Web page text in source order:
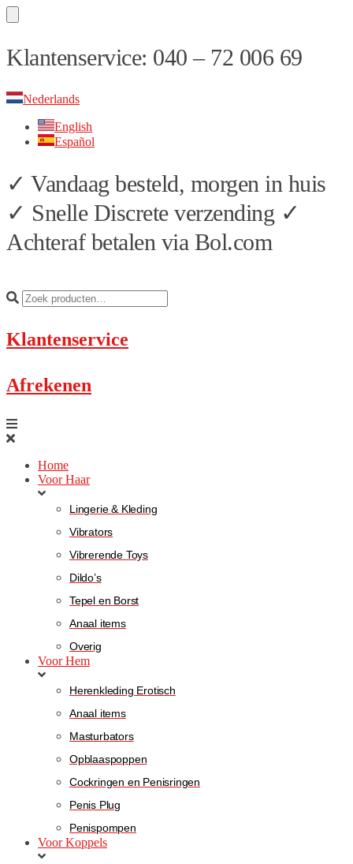
Skip
to
Skip
to
Klantenservice: 040 – 72 006 69
Nederlands
English
Español
✓ Vandaag besteld, morgen in huis
✓ Snelle Discrete verzending ✓
Achteraf betalen via Bol.com
Klantenservice
Afrekenen
Home
Voor Haar
Lingerie & Kleding
Vibrators
Vibrerende Toys
Dildo’s
Tepel en Borst
Anaal items
Overig
Voor Hem
Herenkleding Erotisch
Anaal items
Masturbators
Opblaaspoppen
Cockringen en Penisringen
Penis Plug
Penispompen
Voor Koppels